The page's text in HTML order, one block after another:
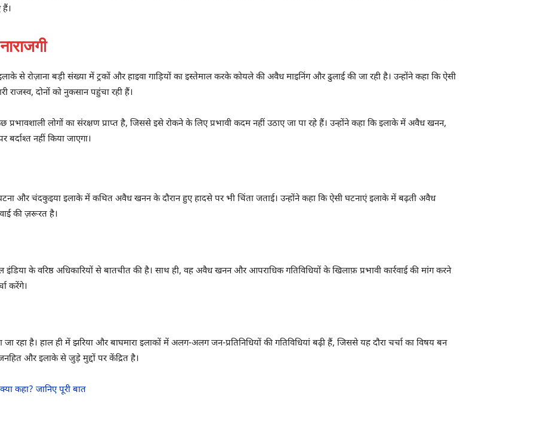
से रोज़ाना बड़ी संख्या में ट्रकों और हाइवा गाड़ियों का इस्तेमाल करके कोयले की अवैध माइनिंग और ढुलाई की जा रही है। उन्होंने कहा कि ऐसी
राजस्व, दोनों को नुकसान पहुंचा रही हैं।
लोगों का संरक्षण प्राप्त है, जिससे इसे रोकने के लिए प्रभावी कदम नहीं उठाए जा पा रहे हैं। उन्होंने कहा कि इलाके में अवैध खनन,
नहीं किया जाएगा।
और चंदकुइया इलाके में कथित अवैध खनन के दौरान हुए हादसे पर भी चिंता जताई। उन्होंने कहा कि ऐसी घटनाएं इलाके में बढ़ती अवैध
की ज़रूरत है।
के वरिष्ठ अधिकारियों से बातचीत की है। साथ ही, वह अवैध खनन और आपराधिक गतिविधियों के खिलाफ़ प्रभावी कार्रवाई की मांग करने
करेंगे।
रहा है। हाल ही में झरिया और बाघमारा इलाकों में अलग-अलग जन-प्रतिनिधियों की गतिविधियां बढ़ी हैं, जिससे यह दौरा चर्चा का विषय बन
और इलाके से जुड़े मुद्दों पर केंद्रित है।
कहा? जानिए पूरी बात